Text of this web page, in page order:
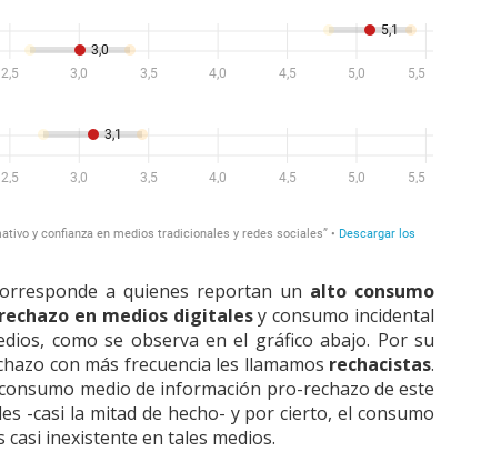
a quienes reportan un alto consumo
en medios digitalesy consumo incidental
como se observa en el gráfico abajo. Por su
con más frecuencia les llamamos rechacistas.
medio de información pro-rechazo de este
-casi la mitad de hecho- y por cierto, el consumo
inexistente en tales medios.